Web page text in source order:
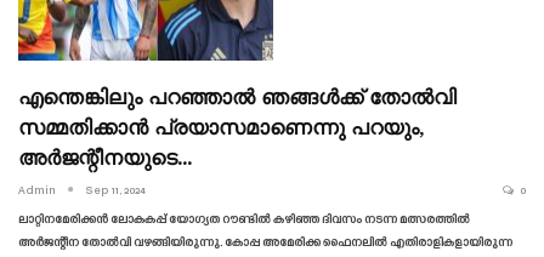
എന്തെങ്കിലും പറഞ്ഞാൽ ഞങ്ങൾക്ക് തോൽവി
സമ്മതിക്കാൻ പ്രയാസമാണെന്നു പറയും,
അർജന്റീനയുടെ…
Admin Sep 11, 2024 0
ലാറ്റിനമേരിക്കൻ ലോകകപ്പ് യോഗ്യത റൗണ്ടിൽ കഴിഞ്ഞ ദിവസം നടന്ന മത്സരത്തിൽ
അർജന്റീന തോൽവി വഴങ്ങിയിരുന്നു. കോപ്പ അമേരിക്ക ഫൈനലിൽ എതിരാളികളായിരുന്ന